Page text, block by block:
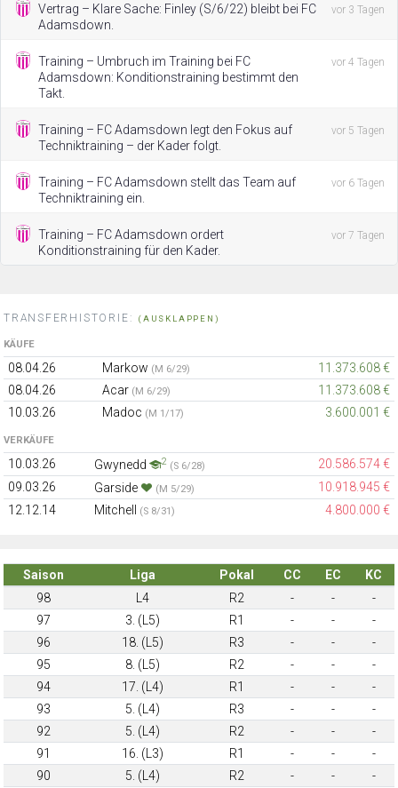
Vertrag – Klare Sache: Finley (S/6/22) bleibt bei FC
Adamsdown.
vor 3 Tagen
Training – Umbruch im Training bei FC
Adamsdown: Konditionstraining bestimmt den
Takt.
vor 4 Tagen
Training – FC Adamsdown legt den Fokus auf
Techniktraining – der Kader folgt.
vor 5 Tagen
Training – FC Adamsdown stellt das Team auf
Techniktraining ein.
vor 6 Tagen
Training – FC Adamsdown ordert
Konditionstraining für den Kader.
vor 7 Tagen
TRANSFERHISTORIE: (AUSKLAPPEN)
KÄUFE
08.04.26 Markow (M 6/29)
11.373.608 €
08.04.26
Acar (M 6/29)
11.373.608 €
10.03.26
Madoc (M 1/17) 3.600.001 €
VERKÄUFE
10.03.26 Gwynedd 2 (S 6/28)
20.586.574 €
09.03.26
Garside (M 5/29)
10.918.945 €
12.12.14
Mitchell (S 8/31) 4.800.000 €
Saison Liga Pokal CC EC
KC
98
L4 R2 - -
-
97
3. (L5) R1 - -
-
96
18. (L5) R3 - -
-
95
8. (L5) R2 - -
-
94
17. (L4) R1 - -
-
93
5. (L4) R3 - -
-
92
5. (L4) R2 - -
-
91
16. (L3) R1 - -
-
90
5. (L4) R2 - - -